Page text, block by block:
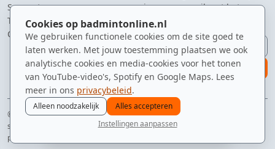
Cookies op badmintonline.nl
We gebruiken functionele cookies om de site goed te
laten werken. Met jouw toestemming plaatsen we ook
analytische cookies en media-cookies voor het tonen
van YouTube-video's, Spotify en Google Maps. Lees
meer in ons privacybeleid.
Alleen noodzakelijk
Alles accepteren
Instellingen aanpassen
Supporters
Tip de redactie
Contact
jaar een e-mail met het
laatste badmintonnieuws.
E-mailadres
aanmelden
© 2010–2026 badmintonline.nl · gemaakt tussen de shuttles en de
sportdrank door
privacy
spelers ranglijst zomer